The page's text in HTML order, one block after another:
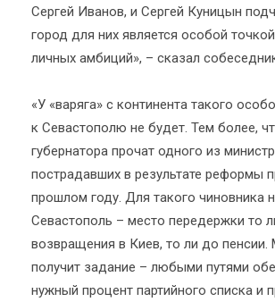
Сергей Иванов, и Сергей Куницын
город для них является особой
личных амбиций», – сказал
«У «варяга» с континента такого
к Севастополю не будет. Тем более,
губернатора прочат одного из
пострадавших в результате реформы
прошлом году. Для такого чиновника
Севастополь – место передержки то
возвращения в Киев, то ли до пенсии.
получит задание – любыми путями
нужный процент партийного списка и